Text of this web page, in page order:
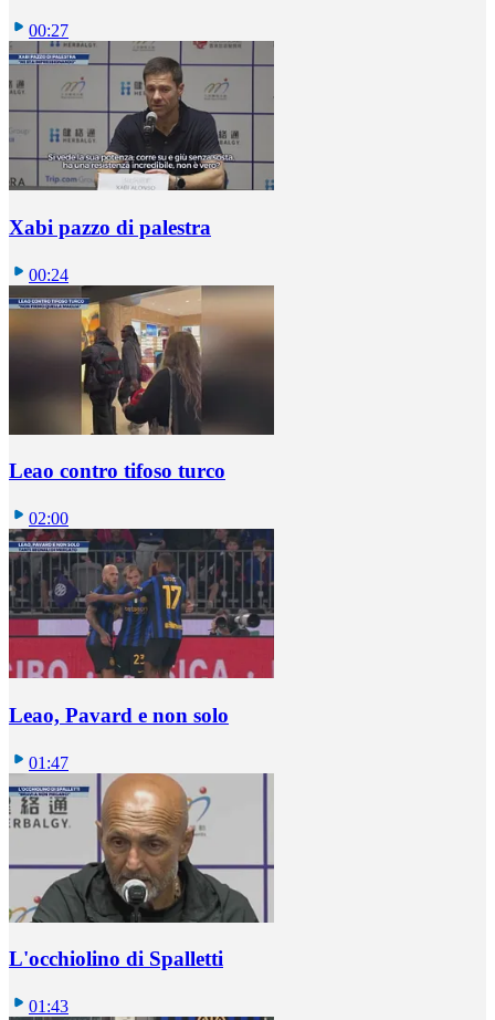
00:27
Xabi pazzo di palestra
00:24
Leao contro tifoso turco
02:00
Leao, Pavard e non solo
01:47
L'occhiolino di Spalletti
01:43